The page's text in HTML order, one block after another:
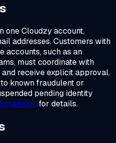
one Cloudzy account,
addresses. Customers with
accounts, such as an
must coordinate with
receive explicit approval.
known fraudulent or
pending identity
for details.